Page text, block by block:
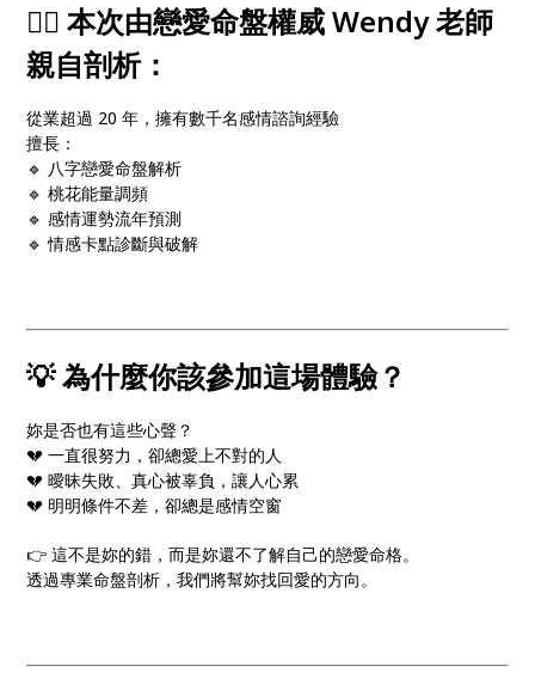
🧙‍♀️ 本次由戀愛命盤權威 Wendy 老師
親自剖析：
從業超過 20 年，擁有數千名感情諮詢經驗
擅長：
🔹 八字戀愛命盤解析
🔹 桃花能量調頻
🔹 感情運勢流年預測
🔹 情感卡點診斷與破解
💡 為什麼你該參加這場體驗？
妳是否也有這些心聲？
💔 一直很努力，卻總愛上不對的人
💔 曖昧失敗、真心被辜負，讓人心累
💔 明明條件不差，卻總是感情空窗
👉 這不是妳的錯，而是妳還不了解自己的戀愛命格。
透過專業命盤剖析，我們將幫妳找回愛的方向。